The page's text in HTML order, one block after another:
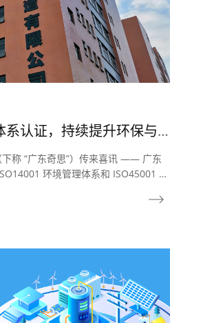
认证，持续提升环保与
称 “广东奇思”）传来喜讯 —— 广东
环境管理体系和 ISO45001 职
可持续发展道路上继续坚实迈进。